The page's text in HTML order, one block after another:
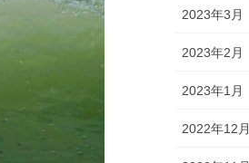
2023年3月
2023年2月
2023年1月
2022年12月